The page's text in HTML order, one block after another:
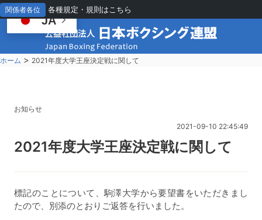
関係者各位 各種規定・規則はこちら
ホーム > 2021年度大学王座決定戦に関して
お知らせ
2021-09-10 22:45:49
2021年度大学王座決定戦に関して
標記のことについて、駒澤大学から要望書をいただきまし
たので、別添のとおりご返答を行いました。
JA